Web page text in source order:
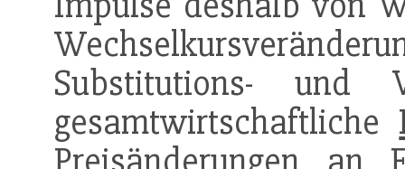
Substitutions- und
gesamtwirtschaftliche